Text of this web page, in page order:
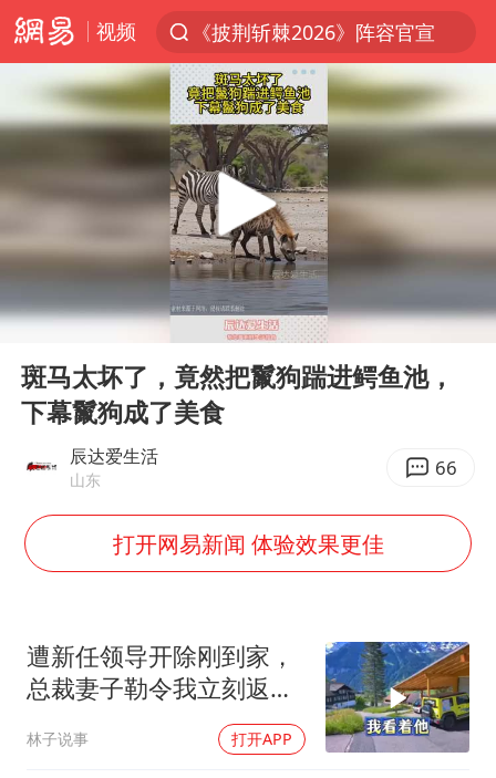
视频
《披荆斩棘2026》阵容官宣
俄称边境州遭乌大规模袭击已致13伤
杭州机场已取消航班388架次
于东来回应胖东来近25年老店年底关闭
浙江省委书记：该停下的坚决停下来
白海豚北上或致京津冀暴雨
美将每月供乌爱国者拦截导弹
新疆一婚礼线上邀请引热议
《龙餐馆》 冲奖
构建更高水平的全民健身公共服务体系
韩军前线部队连曝丑闻
云南一男子胃中取出180颗铁钉
00:00 00:12
斑马太坏了，竟然把鬣狗踹进鳄鱼池，
下幕鬣狗成了美食
辰达爱生活
山东 66
打开网易新闻 体验效果更佳
遭新任领导开除刚到家，
总裁妻子勒令我立刻返
岗，我直言她无权命令我
林子说事 打开APP